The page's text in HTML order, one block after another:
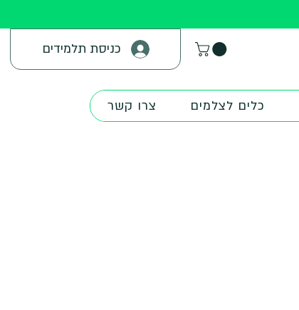
כניסת תלמידים
כלים לצלמים צרו קשר